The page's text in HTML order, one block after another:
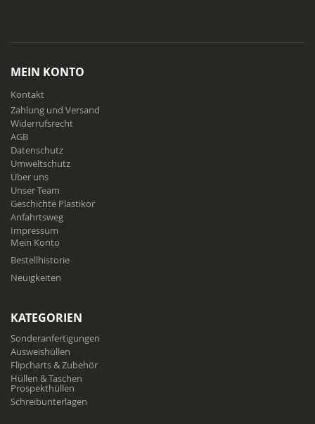
Newsletter
MEIN KONTO
Kontakt
Zahlung und Versand
Widerrufsrecht
AGB
Datenschutz
Umweltschutz
Über uns
Unser Team
Geschichte Plastikor
Anfahrtsweg
Impressum
Mein Konto
Bestellhistorie
Neuigkeiten
KATEGORIEN
Sonderanfertigungen
Ausweishüllen
Flipcharts & Zubehör
Hüllen & Taschen
Prospekthüllen
Schreibunterlagen